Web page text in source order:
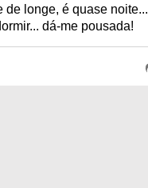
de longe, é quase noite...
dá-me pousada!